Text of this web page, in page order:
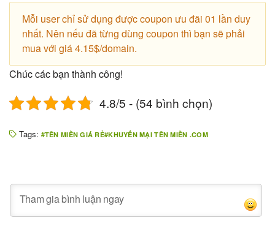
Mỗi user chỉ sử dụng được coupon ưu đãi 01 lần duy
nhất. Nên nếu đã từng dùng coupon thì bạn sẽ phải
mua với giá 4.15$/domain.
Chúc các bạn thành công!
4.8/5 - (54 bình chọn)
Tags: TÊN MIỀN GIÁ RẺ KHUYẾN MẠI TÊN MIỀN .COM